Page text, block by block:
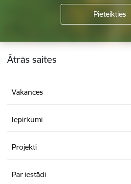
Kājene
Ātrās saites
Vakances
Iepirkumi
Projekti
Par iestādi